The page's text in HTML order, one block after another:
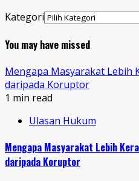
Kategori
You may have missed
Mengapa Masyarakat Lebih
daripada Koruptor
1 min read
Ulasan Hukum
Mengapa Masyarakat Lebih
daripada Koruptor